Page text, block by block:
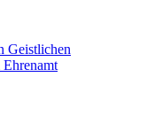
Geistlichen